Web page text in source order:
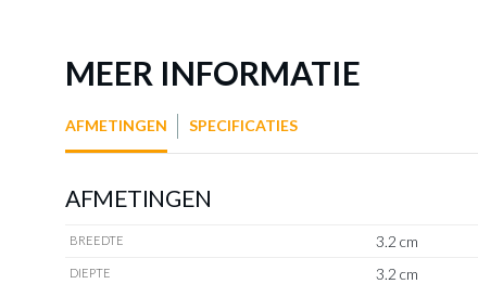
MEER INFORMATIE
AFMETINGEN SPECIFICATIES
AFMETINGEN
BREEDTE 3.2 cm
DIEPTE 3.2 cm